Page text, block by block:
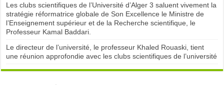
Les clubs scientifiques de l’Université d’Alger 3 saluent vivement la
stratégie réformatrice globale de Son Excellence le Ministre de
l’Enseignement supérieur et de la Recherche scientifique, le
Professeur Kamal Baddari.
Le directeur de l’université, le professeur Khaled Rouaski, tient
une réunion approfondie avec les clubs scientifiques de l’université